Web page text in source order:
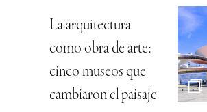
La arquitectura
como obra de arte:
cinco museos que
cambiaron el paisaje